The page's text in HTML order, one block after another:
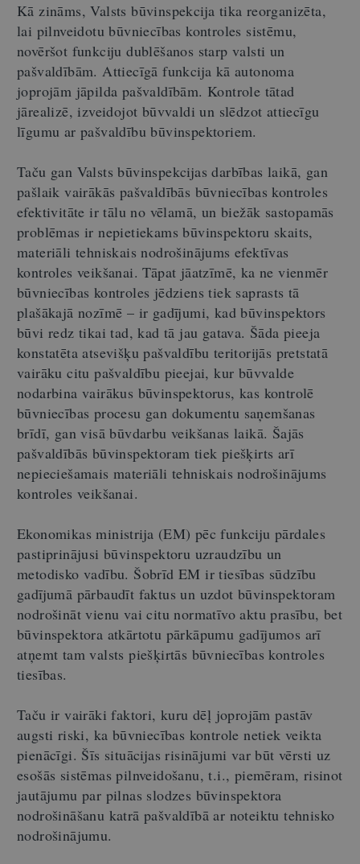
Kā zināms, Valsts būvinspekcija tika reorganizēta,
lai pilnveidotu būvniecības kontroles sistēmu,
novēršot funkciju dublēšanos starp valsti un
pašvaldībām. Attiecīgā funkcija kā autonoma
joprojām jāpilda pašvaldībām. Kontrole tātad
jārealizē, izveidojot būvvaldi un slēdzot attiecīgu
līgumu ar pašvaldību būvinspektoriem.
Taču gan Valsts būvinspekcijas darbības laikā, gan
pašlaik vairākās pašvaldībās būvniecības kontroles
efektivitāte ir tālu no vēlamā, un biežāk sastopamās
problēmas ir nepietiekams būvinspektoru skaits,
materiāli tehniskais nodrošinājums efektīvas
kontroles veikšanai. Tāpat jāatzīmē, ka ne vienmēr
būvniecības kontroles jēdziens tiek saprasts tā
plašākajā nozīmē – ir gadījumi, kad būvinspektors
būvi redz tikai tad, kad tā jau gatava. Šāda pieeja
konstatēta atsevišķu pašvaldību teritorijās pretstatā
vairāku citu pašvaldību pieejai, kur būvvalde
nodarbina vairākus būvinspektorus, kas kontrolē
būvniecības procesu gan dokumentu saņemšanas
brīdī, gan visā būvdarbu veikšanas laikā. Šajās
pašvaldībās būvinspektoram tiek piešķirts arī
nepieciešamais materiāli tehniskais nodrošinājums
kontroles veikšanai.
Ekonomikas ministrija (EM) pēc funkciju pārdales
pastiprinājusi būvinspektoru uzraudzību un
metodisko vadību. Šobrīd EM ir tiesības sūdzību
gadījumā pārbaudīt faktus un uzdot būvinspektoram
nodrošināt vienu vai citu normatīvo aktu prasību, bet
būvinspektora atkārtotu pārkāpumu gadījumos arī
atņemt tam valsts piešķirtās būvniecības kontroles
tiesības.
Taču ir vairāki faktori, kuru dēļ joprojām pastāv
augsti riski, ka būvniecības kontrole netiek veikta
pienācīgi. Šīs situācijas risinājumi var būt vērsti uz
esošās sistēmas pilnveidošanu, t.i., piemēram, risinot
jautājumu par pilnas slodzes būvinspektora
nodrošināšanu katrā pašvaldībā ar noteiktu tehnisko
nodrošinājumu.